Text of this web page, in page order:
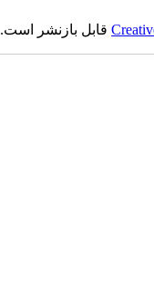
قابل بازنشر است.